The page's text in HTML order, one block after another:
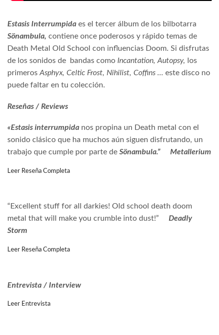
Estasis Interrumpida es el tercer álbum de los bilbotarra
Sönambula, contiene once poderosos y rápido temas de
Death Metal Old School con influencias Doom. Si disfrutas
de los sonidos de
bandas como Incantation, Autopsy,
los
primeros Asphyx, Celtic Frost, Nihilist, Coffins … este disco no
puede faltar en tu colección.
Reseñas / Reviews
«Estasis interrumpida nos propina un Death metal con el
sonido clásico que ha muchos aún siguen disfrutando, un
trabajo que cumple por parte de Sönambula.” Metallerium
Leer Reseña Completa
“Excellent stuff for all darkies! Old school death doom
metal that will make you crumble into dust!” Deadly
Storm
Leer Reseña Completa
Entrevista / Interview
Leer Entrevista